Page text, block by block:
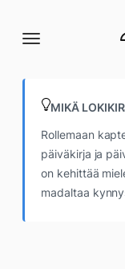
suoraan
MIKÄ
Rollemaan
päiväkirja ja
on kehittää
madaltaa